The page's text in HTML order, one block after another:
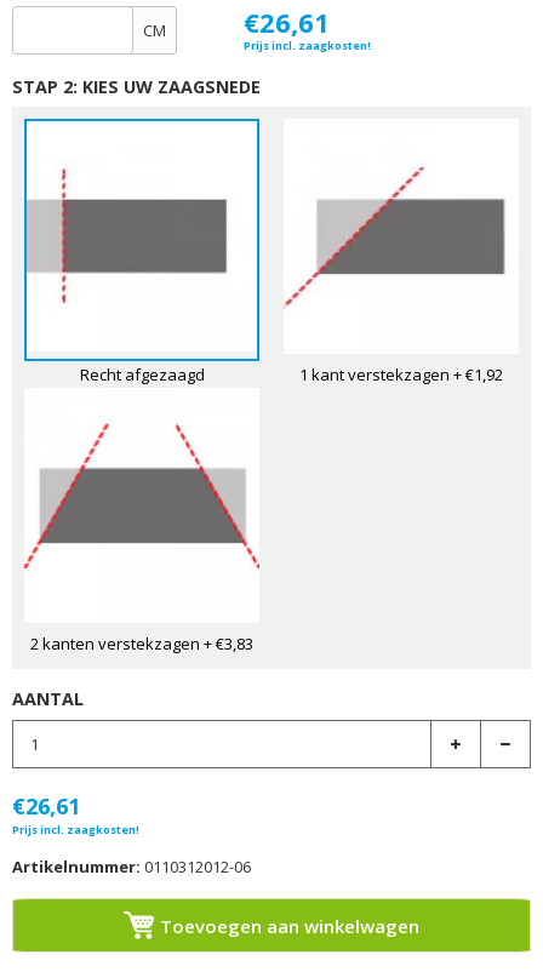
CM €26,61
Prijs incl. zaagkosten!
STAP 2: KIES UW ZAAGSNEDE
Recht afgezaagd 1 kant verstekzagen + €1,92
2 kanten verstekzagen + €3,83
AANTAL
€26,61
Prijs incl. zaagkosten!
Artikelnummer: 0110312012-06
Toevoegen aan winkelwagen